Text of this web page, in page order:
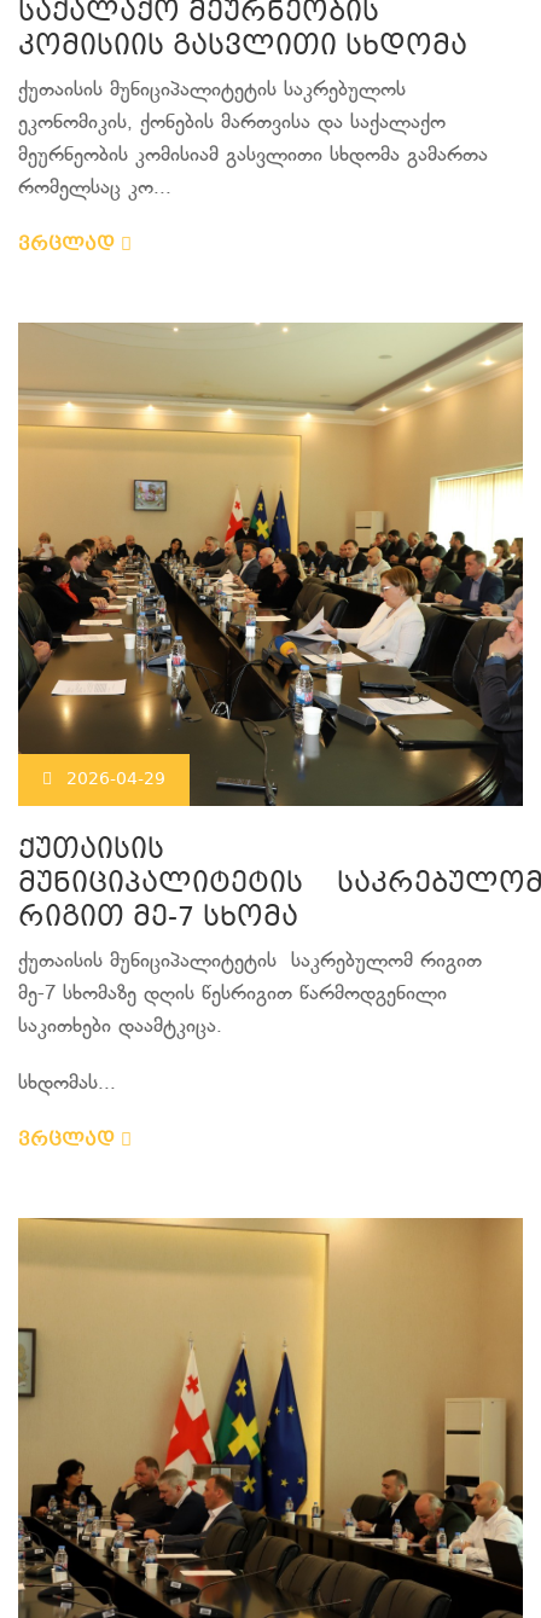
საქალაქო მეურნეობის
კომისიის გასვლითი სხდომა
ქუთაისის მუნიციპალიტეტის საკრებულოს
ეკონომიკის, ქონების მართვისა და საქალაქო
მეურნეობის კომისიამ გასვლითი სხდომა გამართა
რომელსაც კო...
ვრცლად
2026-04-29
ქუთაისის
მუნიციპალიტეტის
რიგით მე-7 სხომა
ქუთაისის მუნიციპალიტეტის საკრებულომ რიგით
მე-7 სხომაზე დღის წესრიგით წარმოდგენილი
საკითხები დაამტკიცა.
სხდომას...
ვრცლად